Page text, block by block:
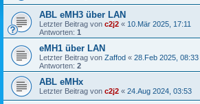
ABL eMH3 über LAN
Letzter Beitrag von c2j2 « 10.Mär 2025, 17:11
Antworten: 1
eMH1 über LAN
Letzter Beitrag von Zaffod « 28.Feb 2025, 08:33
Antworten: 2
ABL eMHx
Letzter Beitrag von c2j2 « 24.Aug 2024, 03:53